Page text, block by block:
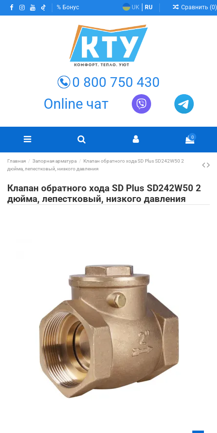
Бонус UK RU Сравнить (0)
0 800 750 430
Online чат
0
Главная Запорная арматура
Клапан обратного хода SD Plus SD242W50 2
дюйма, лепестковый, низкого давления
Клапан обратного хода SD Plus SD242W50 2
дюйма, лепестковый, низкого давления